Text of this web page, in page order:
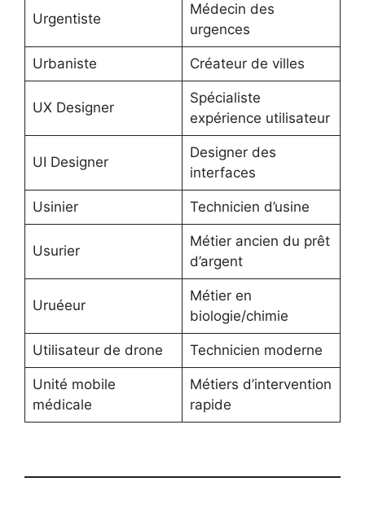
Urgentiste
Médecin des
urgences
Urbaniste Créateur de villes
UX Designer
Spécialiste
expérience utilisateur
UI Designer
Designer des
interfaces
Usinier Technicien d’usine
Usurier
Métier ancien du prêt
d’argent
Uruéeur
Métier en
biologie/chimie
Utilisateur de drone Technicien moderne
Unité mobile
médicale
Métiers d’intervention
rapide